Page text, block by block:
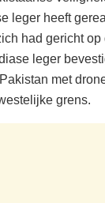
leger heeft
had gericht
leger
met
grens.